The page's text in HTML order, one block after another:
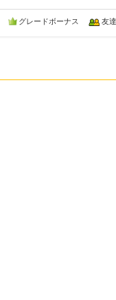
グレードボーナス 友